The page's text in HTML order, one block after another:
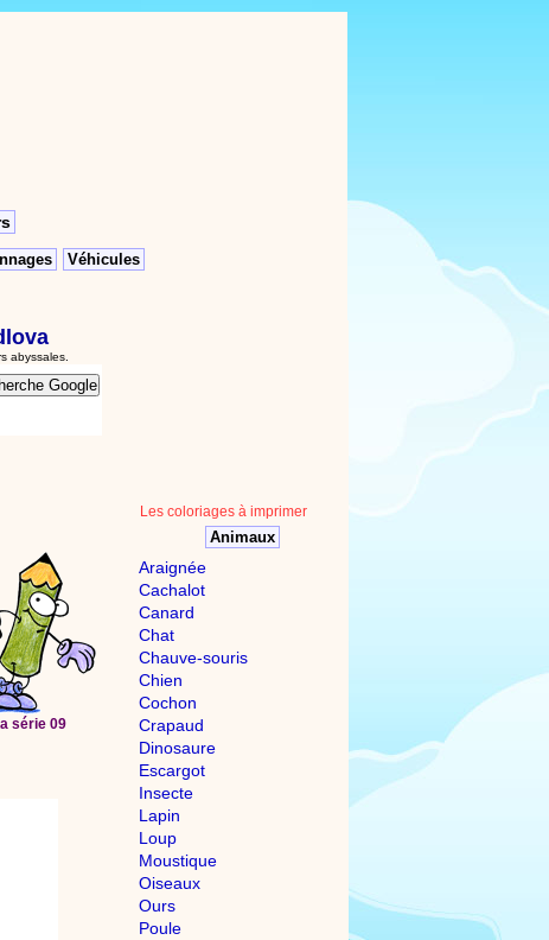
Véhicules
abyssales.
série 09
Les coloriages à imprimer
Animaux
Araignée
Cachalot
Canard
Chat
Chauve-souris
Chien
Cochon
Crapaud
Dinosaure
Escargot
Insecte
Lapin
Loup
Moustique
Oiseaux
Ours
Poule